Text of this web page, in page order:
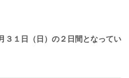
３１日（日）の２日間となってい